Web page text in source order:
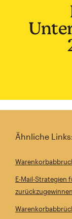
Ähnliche
E-Mail-Strategien
zurückzugewinnen